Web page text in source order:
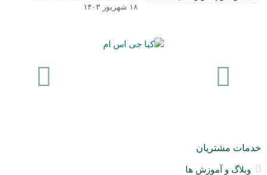
۱۸ شهریور ۱۴۰۳
خدمات مشتریان
وبلاگ و آموزش ها